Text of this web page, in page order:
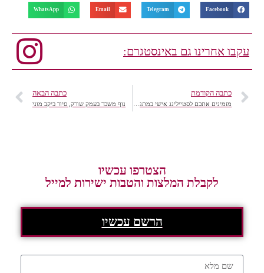
Facebook
Telegram
Email
WhatsApp
עקבו אחרינו גם באינסטגרם:
כתבה הקודמת כתבה הבאה
נוף משכר בעמק שורק, סיור ביקב מוני
הצטרפו עכשיו
לקבלת המלצות והטבות ישירות למייל
הרשם עכשיו